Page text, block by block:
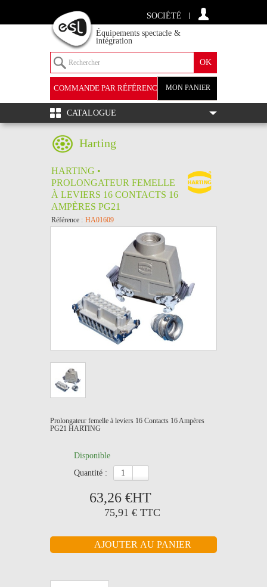
SOCIÉTÉ
Équipements spectacle &
intégration
MON PANIER
COMMANDE PAR RÉFÉRENCE
+
CATALOGUE
Harting
HARTING •
PROLONGATEUR FEMELLE
À LEVIERS 16 CONTACTS 16
AMPÈRES PG21
Référence : HA01609
Prolongateur femelle à leviers 16 Contacts 16 Ampères
PG21 HARTING
Disponible
quantité :
63,26 €HT
75,91 € TTC